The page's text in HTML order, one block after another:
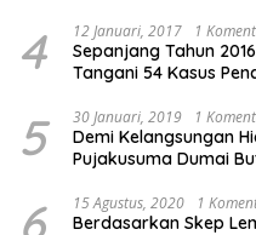
4 12 Januari, 2017 1
Sepanjang Tahun 2016,
Tangani 54 Kasus
5 30 Januari, 2019 1
Demi Kelangsungan
Pujakusuma Dumai
6 15 Agustus, 2020 1
Berdasarkan Skep Lembaga K.P.K